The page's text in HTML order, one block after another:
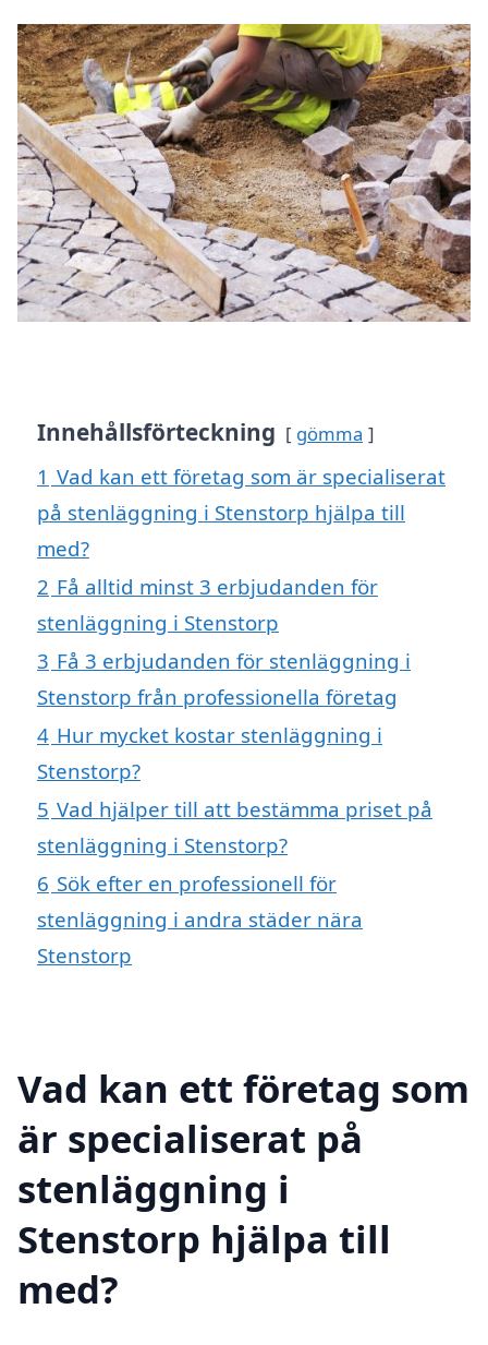
Innehållsförteckning gömma
1 Vad kan ett företag som är specialiserat
på stenläggning i Stenstorp hjälpa till
med?
2 Få alltid minst 3 erbjudanden för
stenläggning i Stenstorp
3 Få 3 erbjudanden för stenläggning i
Stenstorp från professionella företag
4 Hur mycket kostar stenläggning i
Stenstorp?
5 Vad hjälper till att bestämma priset på
stenläggning i Stenstorp?
6 Sök efter en professionell för
stenläggning i andra städer nära
Stenstorp
Vad kan ett företag som
är specialiserat på
stenläggning i
Stenstorp hjälpa till
med?